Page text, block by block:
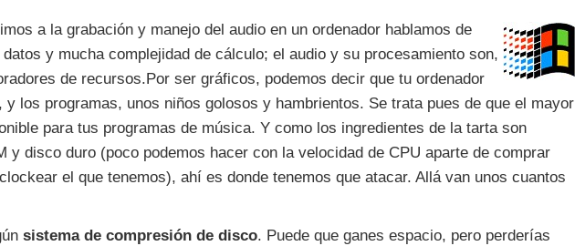
a la grabación y manejo del audio en un ordenador hablamos de
y mucha complejidad de cálculo; el audio y su procesamiento son,
de recursos.Por ser gráficos, podemos decir que tu ordenador
y los programas, unos niños golosos y hambrientos. Se trata pues de que el mayor
para tus programas de música. Y como los ingredientes de la tarta son
y disco duro (poco podemos hacer con la velocidad de CPU aparte de comprar
el que tenemos), ahí es donde tenemos que atacar. Allá van unos cuantos
sistema de compresión de disco. Puede que ganes espacio, pero perderías